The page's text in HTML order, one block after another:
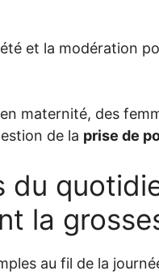
et la modération
en maternité, des
de la prise de
du
la
au fil de la